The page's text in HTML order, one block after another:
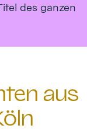
des ganzen
aus